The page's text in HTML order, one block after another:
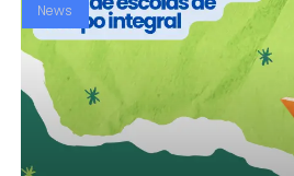
News